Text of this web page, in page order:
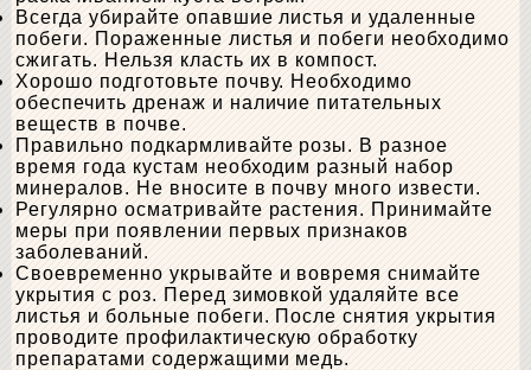
Всегда убирайте опавшие листья и удаленные
побеги. Пораженные листья и побеги необходимо
сжигать. Нельзя класть их в компост.
Хорошо подготовьте почву. Необходимо
обеспечить дренаж и наличие питательных
веществ в почве.
Правильно подкармливайте розы. В разное
время года кустам необходим разный набор
минералов. Не вносите в почву много извести.
Регулярно осматривайте растения. Принимайте
меры при появлении первых признаков
заболеваний.
Своевременно укрывайте и вовремя снимайте
укрытия с роз. Перед зимовкой удаляйте все
листья и больные побеги. После снятия укрытия
проводите профилактическую обработку
препаратами содержащими медь.